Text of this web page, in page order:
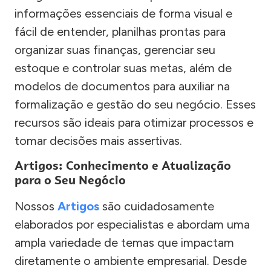
informações essenciais de forma visual e
fácil de entender, planilhas prontas para
organizar suas finanças, gerenciar seu
estoque e controlar suas metas, além de
modelos de documentos para auxiliar na
formalização e gestão do seu negócio. Esses
recursos são ideais para otimizar processos e
tomar decisões mais assertivas.
Artigos: Conhecimento e Atualização
para o Seu Negócio
Nossos Artigos são cuidadosamente
elaborados por especialistas e abordam uma
ampla variedade de temas que impactam
diretamente o ambiente empresarial. Desde